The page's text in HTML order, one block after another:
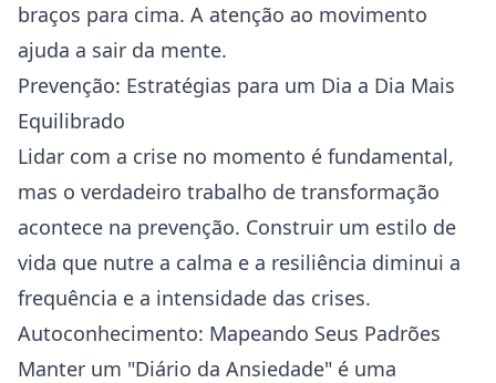
braços para cima. A atenção ao movimento
ajuda a sair da mente.
Prevenção: Estratégias para um Dia a Dia Mais
Equilibrado
Lidar com a crise no momento é fundamental,
mas o verdadeiro trabalho de transformação
acontece na prevenção. Construir um estilo de
vida que nutre a calma e a resiliência diminui a
frequência e a intensidade das crises.
Autoconhecimento: Mapeando Seus Padrões
Manter um "Diário da Ansiedade" é uma